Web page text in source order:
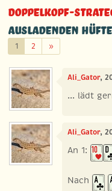
Doppelkopf-
ausladenden
1 2 »Weiter
Ali_Gator,
... lädt
Ali_Gator,
An 1:
Nach